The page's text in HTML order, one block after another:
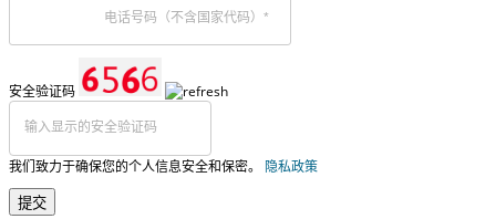
安全验证码
我们致力于确保您的个人信息安全和保密。 隐私政策
提交